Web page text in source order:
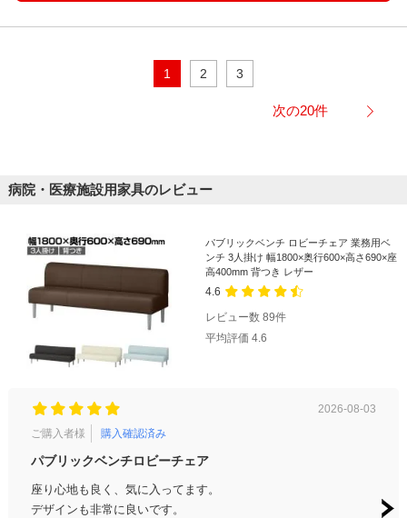
1 2 3
次の20件
病院・医療施設用家具のレビュー
パブリックベンチ ロビーチェア 業務用ベ
ンチ 3人掛け 幅1800×奥行600×高さ690×座
高400mm 背つき レザー
4.6
レビュー数 89件
平均評価 4.6
2026-08-03
ご購入者様
購入確認済み
パブリックベンチロビーチェア
座り心地も良く、気に入ってます。
デザインも非常に良いです。
て